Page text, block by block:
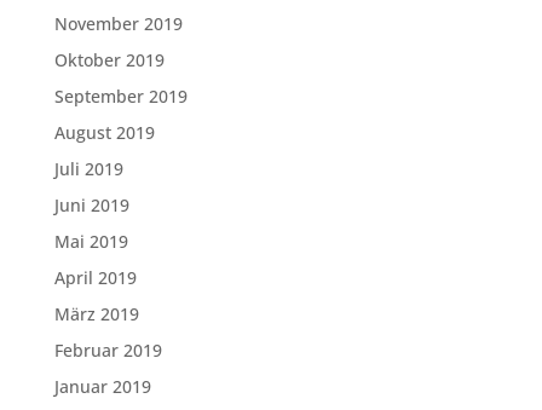
November 2019
Oktober 2019
September 2019
August 2019
Juli 2019
Juni 2019
Mai 2019
April 2019
März 2019
Februar 2019
Januar 2019